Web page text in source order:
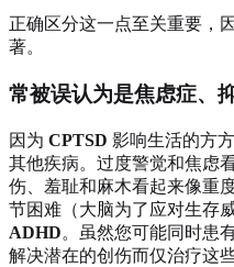
正确区分这一点至关重要，
著。
常被误认为是焦虑症、
因为 CPTSD 影响生活的方
其他疾病。过度警觉和焦虑
伤、羞耻和麻木看起来像重
节困难（大脑为了应对生存
ADHD。虽然您可能同时患
解决潜在的创伤而仅治疗这